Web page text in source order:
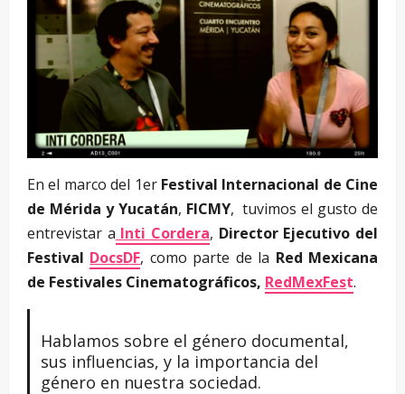
En el marco del 1er Festival Internacional de Cine
de Mérida y Yucatán, FICMY, tuvimos el gusto de
entrevistar a Inti Cordera, Director Ejecutivo del
Festival DocsDF, como parte de la Red Mexicana
de Festivales Cinematográficos, RedMexFest.
Hablamos sobre el género documental,
sus influencias, y la importancia del
género en nuestra sociedad.